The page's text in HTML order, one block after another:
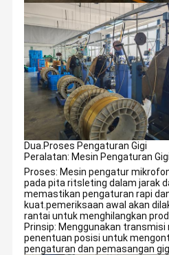
Dua.Proses Pengaturan Gigi
Peralatan: Mesin Pengaturan Gigi
Proses: Mesin pengatur
pada pita ritsleting dalam jarak
memastikan pengaturan rapi
kuat.pemeriksaan awal akan
rantai untuk menghilangkan
Prinsip: Menggunakan transmisi
penentuan posisi untuk
pengaturan dan pemasangan